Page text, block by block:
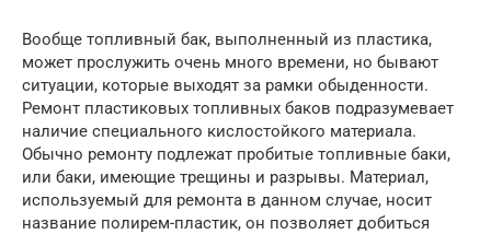
Вообще топливный бак, выполненный из пластика,
может прослужить очень много времени, но бывают
ситуации, которые выходят за рамки обыденности.
Ремонт пластиковых топливных баков подразумевает
наличие специального кислостойкого материала.
Обычно ремонту подлежат пробитые топливные баки,
или баки, имеющие трещины и разрывы. Материал,
используемый для ремонта в данном случае, носит
название полирем-пластик, он позволяет добиться